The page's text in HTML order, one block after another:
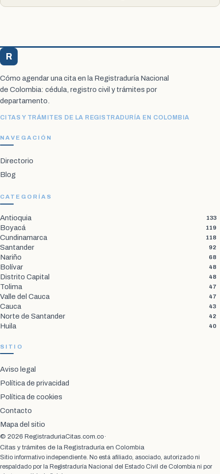
R
Cómo agendar una cita en la Registraduría Nacional
de Colombia: cédula, registro civil y trámites por
departamento.
CITAS Y TRÁMITES DE LA REGISTRADURÍA EN COLOMBIA
NAVEGACIÓN
Directorio
Blog
CATEGORÍAS
Antioquia 133
Boyacá 119
Cundinamarca 118
Santander 92
Nariño 68
Bolívar 48
Distrito Capital 48
Tolima 47
Valle del Cauca 47
Cauca 43
Norte de Santander 42
Huila 40
SITIO
Aviso legal
Política de privacidad
Política de cookies
Contacto
Mapa del sitio
© 2026 RegistraduriaCitas.com.co·
Citas y trámites de la Registraduría en Colombia
Sitio informativo independiente. No está afiliado, asociado, autorizado ni
respaldado por la Registraduría Nacional del Estado Civil de Colombia ni por